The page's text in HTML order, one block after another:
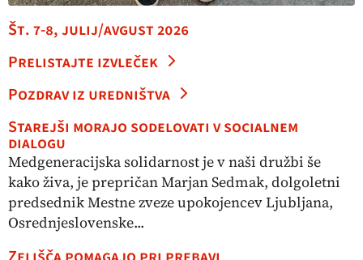
Št. 7-8, julij/avgust 2026
Prelistajte izvleček
Pozdrav iz uredništva
Starejši morajo sodelovati v socialnem
dialogu
Medgeneracijska solidarnost je v naši družbi še
kako živa, je prepričan Marjan Sedmak, dolgoletni
predsednik Mestne zveze upokojencev Ljubljana,
Osrednjeslovenske...